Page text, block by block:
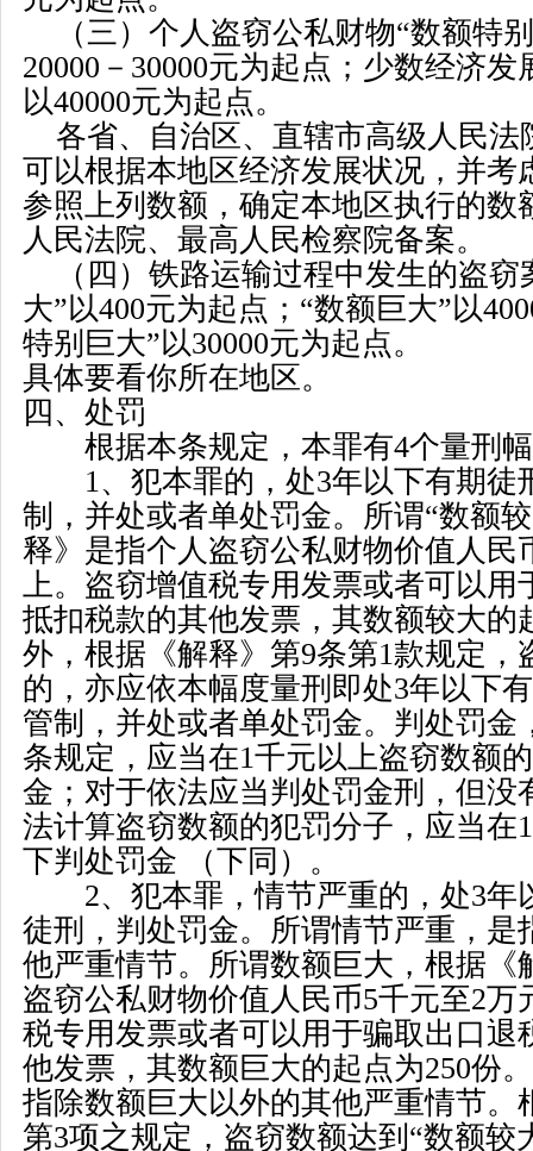
（三）个人盗窃公私财物“数额特
20000 － 30000元为起点；少数经济发
以40000元为起点。
各省、自治区、直辖市高级人民法
可以根据本地区经济发展状况，并考
参照上列数额，确定本地区执行的数
人民法院、最高人民检察院备案。
（四）铁路运输过程中发生的盗
大”以400元为起点； “数额巨大”以
特别巨大”以30000元为起点。
具体要看你所在地区。
四、处罚
根据本条规定，本罪有4个量刑
1、犯本罪的，处3年以下有期徒
制，并处或者单处罚金。所谓“数额
释》是指个人盗窃公私财物价值人民
上。盗窃增值税专用发票或者可以用
抵扣税款的其他发票，其数额较大的
外，根据《解释》第9条第1款规定，
的，亦应依本幅度量刑即处3年以下
管制，并处或者单处罚金。判处罚金
条规定，应当在1千元以上盗窃数额的
金；对于依法应当判处罚金刑，但没
法计算盗窃数额的犯罚分子，应当在1
下判处罚金 （下同）。
2、犯本罪，情节严重的，处3年
徒刑，判处罚金。所谓情节严重，是
他严重情节。所谓数额巨大，根据《
盗窃公私财物价值人民币5千元至2万
税专用发票或者可以用于骗取出口退
他发票，其数额巨大的起点为250份
指除数额巨大以外的其他严重情节。
第3项之规定，盗窃数额达到 “数额较